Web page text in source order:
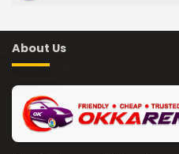
About Us